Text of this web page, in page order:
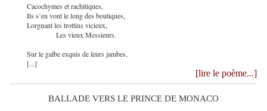
Cacochymes et rachitiques,
Ils s’en vont le long des boutiques,
Lorgnant les trottins vicieux,
Les vieux Messieurs.
Sur le galbe exquis de leurs jambes,
[...]
[lire le poème...]
BALLADE VERS LE PRINCE DE MONACO